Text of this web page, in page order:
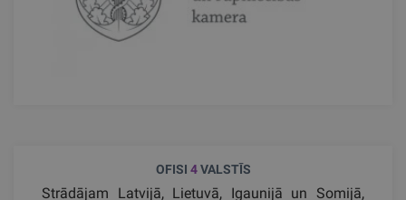
OFISI 4VALSTĪS
Strādājam Latvijā, Lietuvā, Igaunijā un Somijā,